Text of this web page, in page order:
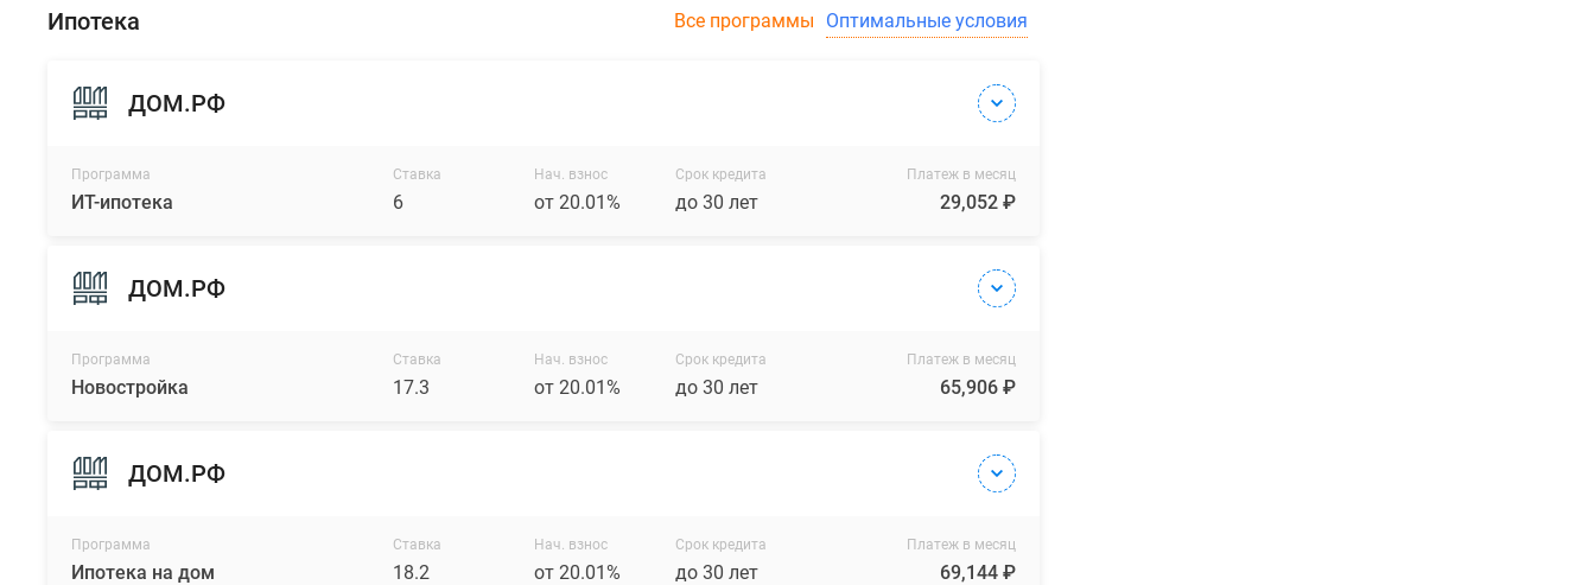
Ипотека Все программы Оптимальные условия
ДОМ.РФ
Программа
ИТ-ипотека
Ставка
6
Нач. взнос
от 20.01%
Срок кредита
до 30 лет
Платеж в месяц
29,052 ₽
ДОМ.РФ
Программа
Новостройка
Ставка
17.3
Нач. взнос
от 20.01%
Срок кредита
до 30 лет
Платеж в месяц
65,906 ₽
ДОМ.РФ
Программа
Ипотека на дом
Ставка
18.2
Нач. взнос
от 20.01%
Срок кредита
до 30 лет
Платеж в месяц
69,144 ₽